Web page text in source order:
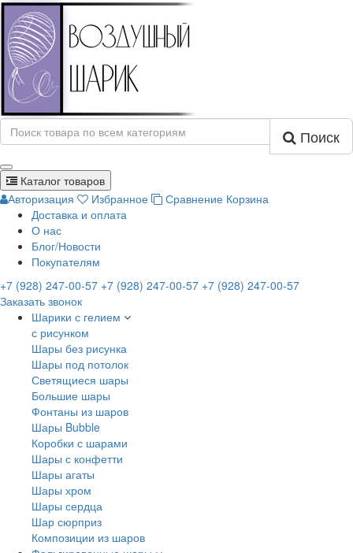
Поиск
Каталог товаров
Авторизация
Избранное Сравнение Корзина
Доставка и оплата
О нас
Блог/Новости
Покупателям
+7 (928) 247-00-57 +7 (928) 247-00-57 +7 (928) 247-00-57
Заказать звонок
Шарики с гелием
с рисунком
Шары без рисунка
Шары под потолок
Светящиеся шары
Большие шары
Фонтаны из шаров
Шары Bubble
Коробки с шарами
Шары с конфетти
Шары агаты
Шары хром
Шары сердца
Шар сюрприз
Композиции из шаров